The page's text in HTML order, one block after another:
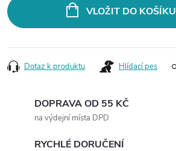
VLOŽIT DO KOŠÍKU
Dotaz k produktu Hlídací pes
DOPRAVA OD 55 KČ
na výdejní místa DPD
RYCHLÉ DORUČENÍ